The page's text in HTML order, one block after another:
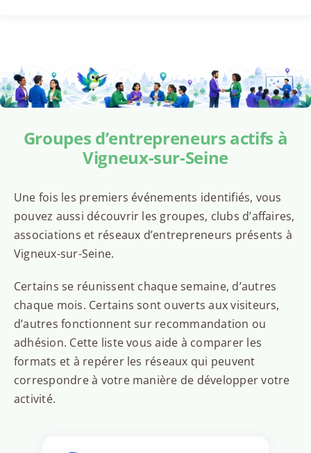
Groupes d’entrepreneurs actifs à
Vigneux-sur-Seine
Une fois les premiers événements identifiés, vous
pouvez aussi découvrir les groupes, clubs d’affaires,
associations et réseaux d’entrepreneurs présents à
Vigneux-sur-Seine.
Certains se réunissent chaque semaine, d’autres
chaque mois. Certains sont ouverts aux visiteurs,
d’autres fonctionnent sur recommandation ou
adhésion. Cette liste vous aide à comparer les
formats et à repérer les réseaux qui peuvent
correspondre à votre manière de développer votre
activité.